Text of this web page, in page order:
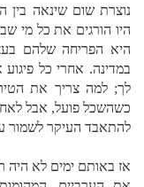
נוצרת שום שינאה בין
היו הורגים את כל מי
היא הפריחה שלהם
במדינה. אחרי כל
לך; למה צריך את
כשהשכל פועל, אבל
להתאבד העיקר לשמור
אז באותם ימים לא היה